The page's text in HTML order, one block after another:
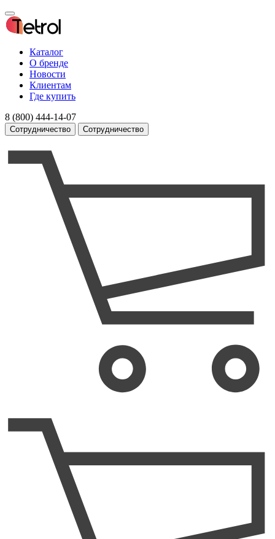
Каталог
О бренде
Новости
Клиентам
Где купить
8 (800) 444-14-07
Сотрудничество Сотрудничество